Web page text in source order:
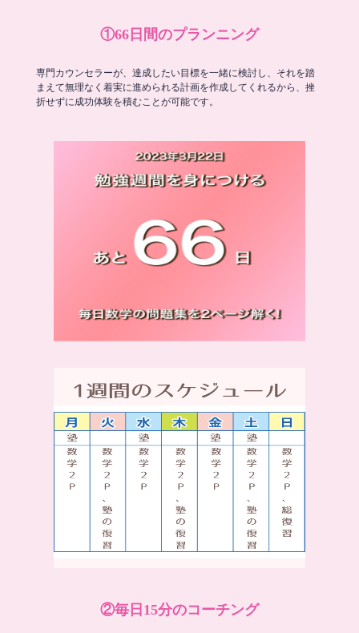
①66日間のプランニング
専門カウンセラーが、達成したい目標を一緒に検討し、それを踏
まえて無理なく着実に進められる計画を作成してくれるから、挫
折せずに成功体験を積むことが可能です。
②毎日15分のコーチング